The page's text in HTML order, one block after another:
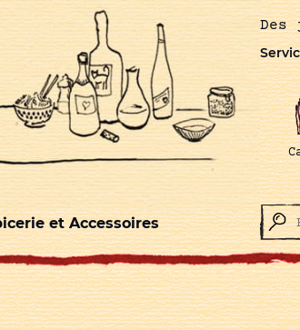
Des
et Accessoires